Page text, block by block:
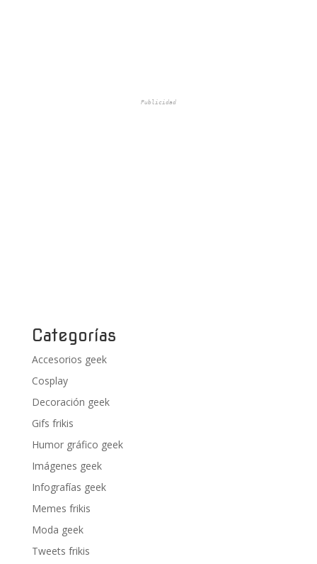
Publicidad
Categorías
Accesorios geek
Cosplay
Decoración geek
Gifs frikis
Humor gráfico geek
Imágenes geek
Infografías geek
Memes frikis
Moda geek
Tweets frikis